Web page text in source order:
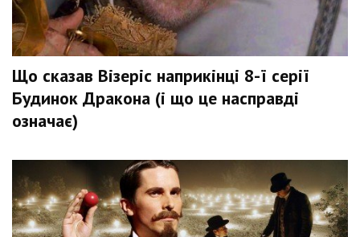
Що сказав Візеріс наприкінці 8-ї серії
Будинок Дракона (і що це насправді
означає)